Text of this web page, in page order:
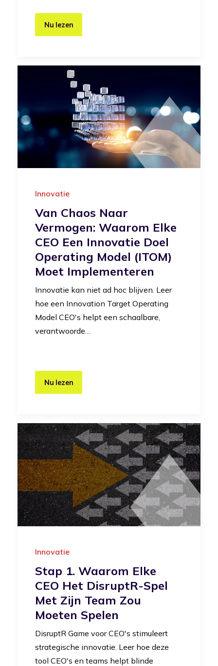
Nu lezen
Innovatie
Van Chaos Naar
Vermogen: Waarom Elke
CEO Een Innovatie Doel
Operating Model (iTOM)
Moet Implementeren
Innovatie kan niet ad hoc blijven. Leer
hoe een Innovation Target Operating
Model CEO's helpt een schaalbare,
verantwoorde…
Nu lezen
Innovatie
Stap 1. Waarom Elke
CEO Het DisruptR-Spel
Met Zijn Team Zou
Moeten Spelen
DisruptR Game voor CEO's stimuleert
strategische innovatie. Leer hoe deze
tool CEO's en teams helpt blinde